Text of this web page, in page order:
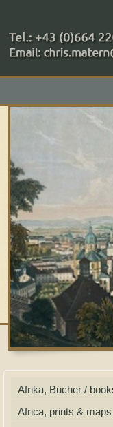
+43
Afrika, Bücher /
Africa, prints & maps